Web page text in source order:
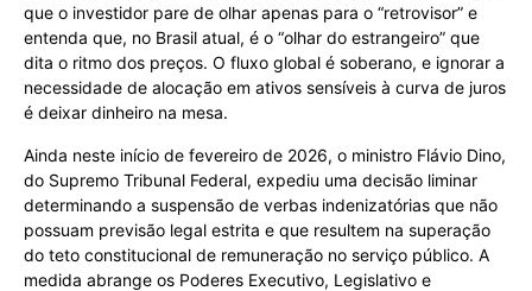
que o investidor pare de olhar apenas para o “retrovisor” e
entenda que, no Brasil atual, é o “olhar do estrangeiro” que
dita o ritmo dos preços. O fluxo global é soberano, e ignorar a
necessidade de alocação em ativos sensíveis à curva de juros
é deixar dinheiro na mesa.
Ainda neste início de fevereiro de 2026, o ministro Flávio Dino,
do Supremo Tribunal Federal, expediu uma decisão liminar
determinando a suspensão de verbas indenizatórias que não
possuam previsão legal estrita e que resultem na superação
do teto constitucional de remuneração no serviço público. A
medida abrange os Poderes Executivo, Legislativo e